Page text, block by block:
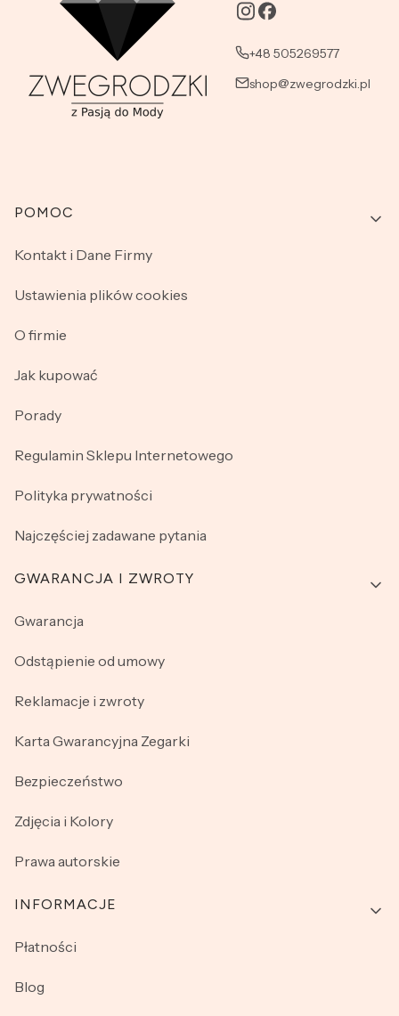
+48 505269577
shop@zwegrodzki.pl
Linki w stopce
POMOC
Kontakt i Dane Firmy
Ustawienia plików cookies
O firmie
Jak kupować
Porady
Regulamin Sklepu Internetowego
Polityka prywatności
Najczęściej zadawane pytania
GWARANCJA I ZWROTY
Gwarancja
Odstąpienie od umowy
Reklamacje i zwroty
Karta Gwarancyjna Zegarki
Bezpieczeństwo
Zdjęcia i Kolory
Prawa autorskie
INFORMACJE
Płatności
Blog